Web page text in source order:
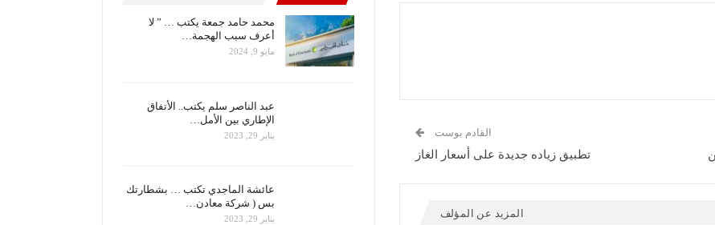
القادم بوست
تطبيق زياده جديدة على أسعار الغاز
المزيد عن المؤلف
محمد حامد جمعة يكتب … ” لا
أعرف سبب الهجمة…
مايو 9, 2024
عبد الناصر سلم يكتب.. الأتفاق
الإطاري بين الأمل…
يناير 29, 2023
عائشة الماجدي تكتب … بشطارتك
بس ( شركة معادن…
يناير 29, 2023